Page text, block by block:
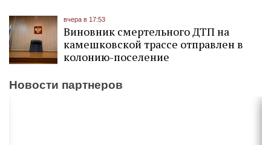
вчера в 17:53
Виновник смертельного ДТП на
камешковской трассе отправлен в
колонию-поселение
Новости партнеров